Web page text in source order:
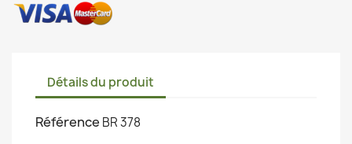
Détails du produit
Référence BR 378